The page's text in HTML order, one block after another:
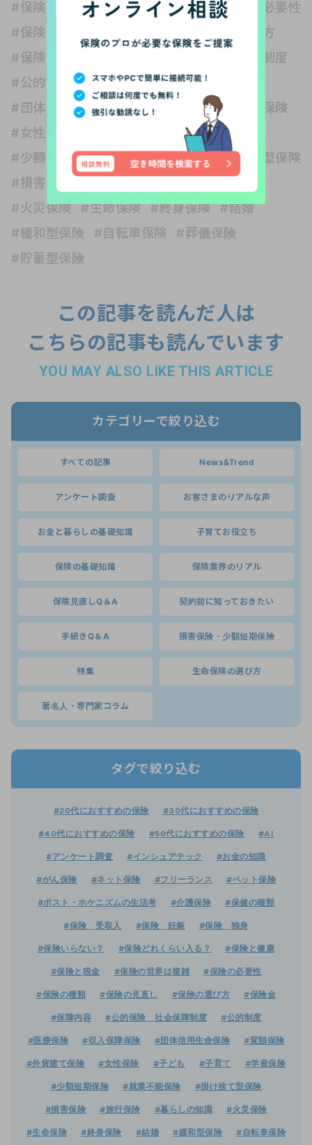
#保険と税金 #保険の世界は複雑
#保険の必要性
#保険の種類
#保険の選び方
#保険金
#公的保険 社会保障制度
#公的制度
#医療保険
#収入保障保険
#団体信用生命保険
#変額保険
#外貨建て保険
#女性保険
#子育て
#学資保険
#少額短期保険
#就業不能保険
#掛け捨て型保険
#損害保険
#火災保険
#生命保険 #終身保険
#結婚
#緩和型保険
#自転車保険
#葬儀保険
#貯蓄型保険
この記事を読んだ人は
こちらの記事も読んでいます
YOU MAY ALSO LIKE THIS ARTICLE
カテゴリーで絞り込む
すべての記事 News&Trend
アンケート調査 お客さまのリアルな声
お金と暮らしの基礎知識 子育てお役立ち
保険の基礎知識 保険業界のリアル
保険見直しQ＆A 契約前に知っておきたい
手続きQ＆A 損害保険・少額短期保険
特集 生命保険の選び方
著名人・専門家コラム
タグで絞り込む
#20代におすすめの保険 #30代におすすめの保険
#40代におすすめの保険 #50代におすすめの保険 #AI
#アンケート調査 #インシュアテック #お金の知識
#がん保険 #ネット保険 #フリーランス #ペット保険
#ポスト・ホケニズムの生活考 #介護保険 #保健の種類
#保険 受取人 #保険 妊娠 #保険 独身
#保険いらない？ #保険どれくらい入る？ #保険と健康
#保険と税金 #保険の世界は複雑 #保険の必要性
#保険の種類 #保険の見直し #保険の選び方 #保険金
#保障内容 #公的保険 社会保障制度 #公的制度
#医療保険 #収入保障保険 #団体信用生命保険 #変額保険
#外貨建て保険 #女性保険 #子ども #子育て #学資保険
#少額短期保険 #就業不能保険 #掛け捨て型保険
#損害保険 #旅行保険 #暮らしの知識 #火災保険
#生命保険 #終身保険 #結婚 #緩和型保険 #自転車保険